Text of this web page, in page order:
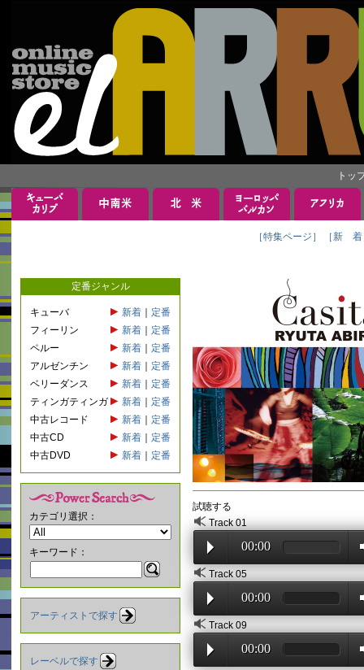
トッ
［特集ページ］ ［新 着
定番ジャンル
キューバ 新着
定番
フィーリン
新着
定番
ペルー
新着
定番
アルゼンチン
新着
定番
ベリーダンス
新着
定番
ティンガティンガ
新着
定番
中古レコード
新着
定番
中古CD
新着
定番
中古DVD
新着 定番
カテゴリ選択：
キーワード：
アーティストで探す
レーベルで探す
試聴する
Track 01
00:00
Track 05
00:00
Track 09
00:00